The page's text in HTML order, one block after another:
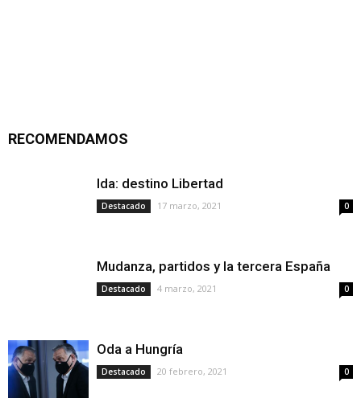
RECOMENDAMOS
Ida: destino Libertad
Destacado 17 marzo, 2021 0
Mudanza, partidos y la tercera España
Destacado 4 marzo, 2021 0
Oda a Hungría
Destacado 20 febrero, 2021 0